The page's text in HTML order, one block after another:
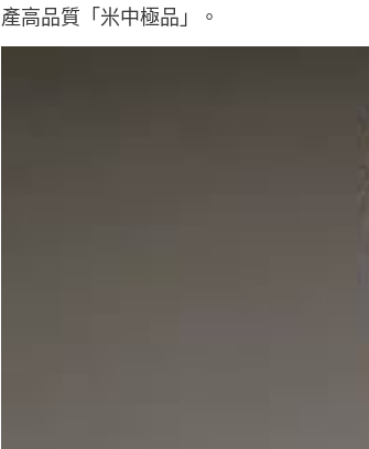
產高品質「米中極品」。